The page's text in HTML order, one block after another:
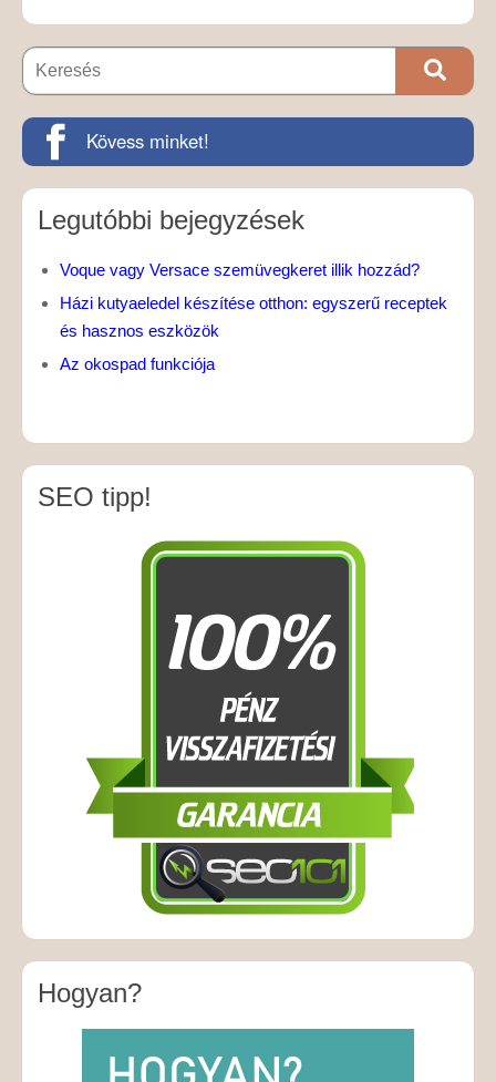
Kövess minket!
Legutóbbi bejegyzések
Voque vagy Versace szemüvegkeret illik hozzád?
Házi kutyaeledel készítése otthon: egyszerű receptek
és hasznos eszközök
Az okospad funkciója
SEO tipp!
Hogyan?